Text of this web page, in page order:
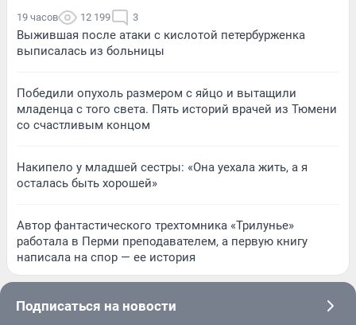
19 часов 12 199 3
Выжившая после атаки с кислотой петербурженка
выписалась из больницы
Победили опухоль размером с яйцо и вытащили
младенца с того света. Пять историй врачей из Тюмени
со счастливым концом
Накипело у младшей сестры: «Она уехала жить, а я
осталась быть хорошей»
Автор фантастического трехтомника «Трилунье»
работала в Перми преподавателем, а первую книгу
написала на спор — ее история
Подписаться на новости